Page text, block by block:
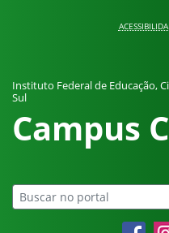
Instituto Federal de Educação,
Sul
Campus
Facebook